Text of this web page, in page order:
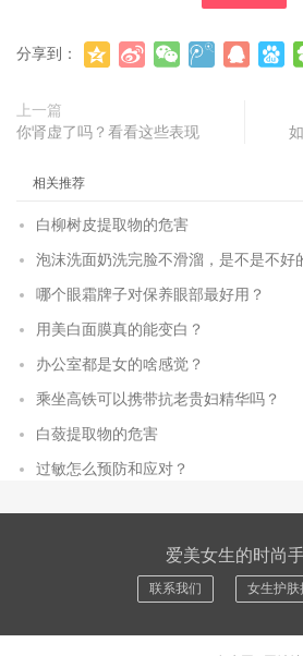
分享到：
上一篇
你肾虚了吗？看看这些表现
相关推荐
白柳树皮提取物的危害
泡沫洗面奶洗完脸不滑溜，是不是不好
哪个眼霜牌子对保养眼部最好用？
用美白面膜真的能变白？
办公室都是女的啥感觉？
乘坐高铁可以携带抗老贵妇精华吗？
白蔹提取物的危害
过敏怎么预防和应对？
爱美女生的时尚
联系我们 女生护肤